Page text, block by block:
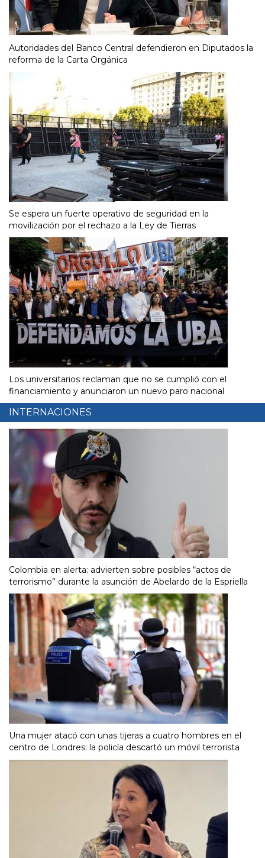
Autoridades del Banco Central defendieron en Diputados la
reforma de la Carta Orgánica
Se espera un fuerte operativo de seguridad en la
movilización por el rechazo a la Ley de Tierras
Los universitarios reclaman que no se cumplió con el
financiamiento y anunciaron un nuevo paro nacional
INTERNACIONES
Colombia en alerta: advierten sobre posibles “actos de
terrorismo” durante la asunción de Abelardo de la Espriella
Una mujer atacó con unas tijeras a cuatro hombres en el
centro de Londres: la policía descartó un móvil terrorista